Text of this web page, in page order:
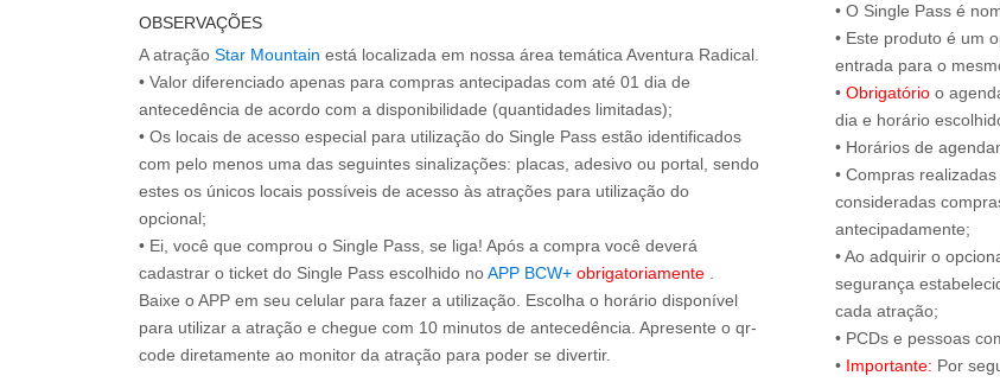
OBSERVAÇÕES
A atração Star Mountain está localizada em nossa área temática Aventura Radical.
• Valor diferenciado apenas para compras antecipadas com até 01 dia de
antecedência de acordo com a disponibilidade (quantidades limitadas);
• Os locais de acesso especial para utilização do Single Pass estão identificados
com pelo menos uma das seguintes sinalizações: placas, adesivo ou portal, sendo
estes os únicos locais possíveis de acesso às atrações para utilização do
opcional;
• Ei, você que comprou o Single Pass, se liga! Após a compra você deverá
cadastrar o ticket do Single Pass escolhido noAPP BCW+ obrigatoriamente
Baixe o APP em seu celular para fazer a utilização. Escolha o horário disponível
para utilizar a atração e chegue com 10 minutos de antecedência. Apresente o qr-
code diretamente ao monitor da atração para poder se divertir.
• O Single Pass é
• Este produto é um
entrada para o
• Obrigatório o
dia e horário
• Horários de
• Compras
consideradas
antecipadamente;
• Ao adquirir o
segurança
cada atração;
• PCDs e pessoas
• Importante: Por